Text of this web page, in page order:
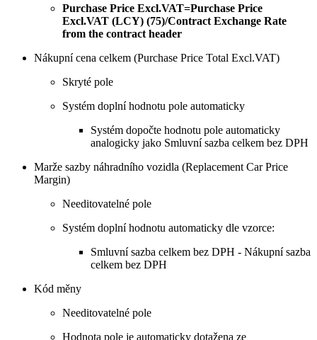
Purchase Price Excl.VAT=Purchase Price
Excl.VAT (LCY) (75)/Contract Exchange Rate
from the contract header
Nákupní cena celkem (Purchase Price Total Excl.VAT)
Skryté pole
Systém doplní hodnotu pole automaticky
Systém dopočte hodnotu pole automaticky
analogicky jako Smluvní sazba celkem bez DPH
Marže sazby náhradního vozidla (Replacement Car Price
Margin)
Needitovatelné pole
Systém doplní hodnotu automaticky dle vzorce:
Smluvní sazba celkem bez DPH - Nákupní sazba
celkem bez DPH
Kód měny
Needitovatelné pole
Hodnota pole je automaticky dotažena ze